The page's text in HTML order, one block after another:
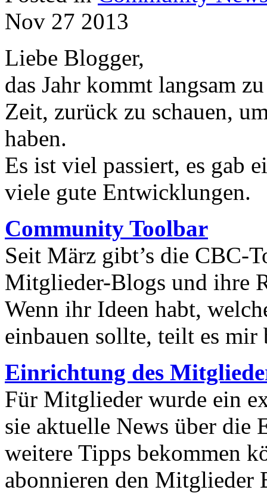
Nov 27 2013
Liebe Blogger,
das Jahr kommt langsam
Zeit, zurück zu schauen,
haben.
Es ist viel passiert, es gab
viele gute Entwicklungen.
Community Toolbar
Seit März gibt’s die CBC-
Mitglieder-Blogs und ihre
Wenn ihr Ideen habt,
einbauen sollte, teilt es
Einrichtung des
Für Mitglieder wurde ein
sie aktuelle News über
weitere Tipps bekommen
abonnieren den Mitglieder